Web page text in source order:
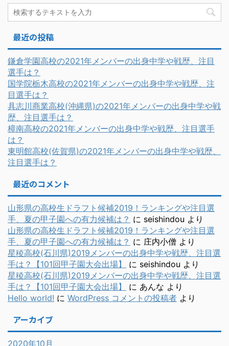
最近の投稿
鎌倉学園高校の2021年メンバーの出身中学や戦歴、注目
選手は？
国学院栃木高校の2021年メンバーの出身中学や戦歴、注
目選手は？
具志川商業高校(沖縄県)の2021年メンバーの出身中学や戦
歴、注目選手は？
樟南高校の2021年メンバーの出身中学や戦歴、注目選手
は？
東明館高校(佐賀県)の2021年メンバーの出身中学や戦歴、
注目選手は？
最近のコメント
山形県の高校生ドラフト候補2019！ランキングや注目選
手、夏の甲子園への有力候補は？ に seishindou より
山形県の高校生ドラフト候補2019！ランキングや注目選
手、夏の甲子園への有力候補は？ に 庄内小僧 より
星稜高校(石川県)2019メンバーの出身中学や戦歴、注目選
手は？【101回甲子園大会出場】
に seishindou より
星稜高校(石川県)2019メンバーの出身中学や戦歴、注目選
手は？【101回甲子園大会出場】
に あんな より
Hello world! に WordPress コメントの投稿者 より
アーカイブ
2020年10月